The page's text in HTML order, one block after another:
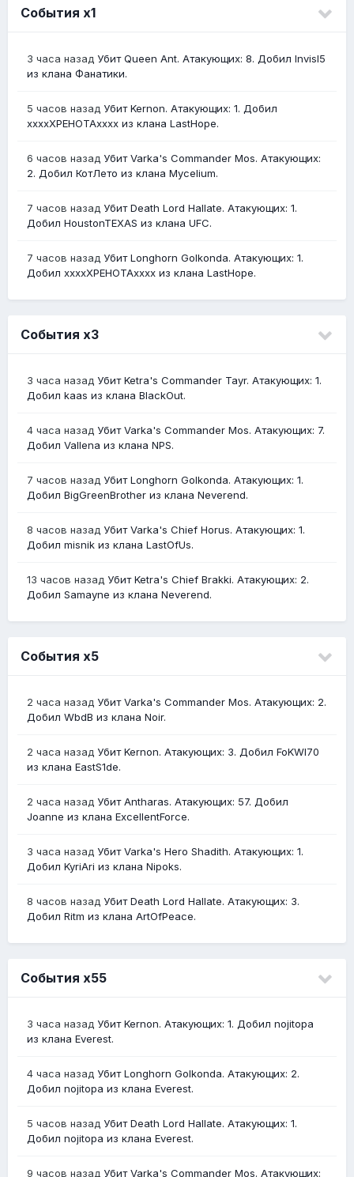
События х1
3 часа назад Убит Queen Ant. Атакующих: 8. Добил InvisI5
из клана Фанатики.
5 часов назад Убит Kernon. Атакующих: 1. Добил
ххххХРЕНОТАхххх из клана LastHope.
6 часов назад Убит Varka's Commander Mos. Атакующих:
2. Добил КотЛето из клана Mycelium.
7 часов назад Убит Death Lord Hallate. Атакующих: 1.
Добил HoustonTEXAS из клана UFC.
7 часов назад Убит Longhorn Golkonda. Атакующих: 1.
Добил ххххХРЕНОТАхххх из клана LastHope.
События х3
3 часа назад Убит Ketra's Commander Tayr. Атакующих: 1.
Добил kaas из клана BlackOut.
4 часа назад Убит Varka's Commander Mos. Атакующих: 7.
Добил Vallena из клана NPS.
7 часов назад Убит Longhorn Golkonda. Атакующих: 1.
Добил BigGreenBrother из клана Neverend.
8 часов назад Убит Varka's Chief Horus. Атакующих: 1.
Добил misnik из клана LastOfUs.
13 часов назад Убит Ketra's Chief Brakki. Атакующих: 2.
Добил Samayne из клана Neverend.
События х5
2 часа назад Убит Varka's Commander Mos. Атакующих: 2.
Добил WbdB из клана Noir.
2 часа назад Убит Kernon. Атакующих: 3. Добил FoKWl70
из клана EastS1de.
2 часа назад Убит Antharas. Атакующих: 57. Добил
Joanne из клана ExcellentForce.
3 часа назад Убит Varka's Hero Shadith. Атакующих: 1.
Добил KyriAri из клана Nipoks.
8 часов назад Убит Death Lord Hallate. Атакующих: 3.
Добил Ritm из клана ArtOfPeace.
События х55
3 часа назад Убит Kernon. Атакующих: 1. Добил nojitopa
из клана Everest.
4 часа назад Убит Longhorn Golkonda. Атакующих: 2.
Добил nojitopa из клана Everest.
5 часов назад Убит Death Lord Hallate. Атакующих: 1.
Добил nojitopa из клана Everest.
9 часов назад Убит Varka's Commander Mos. Атакующих: